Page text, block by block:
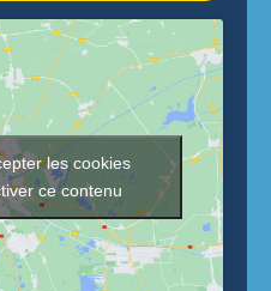
les cookies
ce contenu